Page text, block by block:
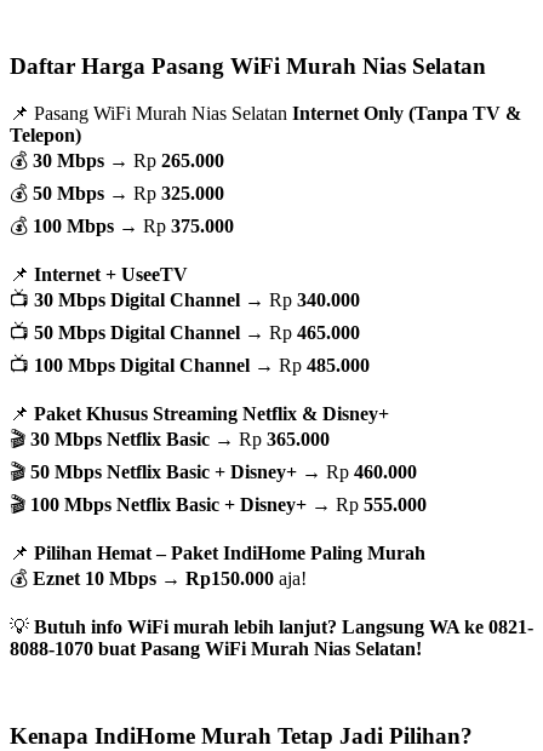
Daftar Harga Pasang WiFi Murah Nias Selatan
📌 Pasang WiFi Murah Nias Selatan Internet Only (Tanpa TV &
Telepon)
💰 30 Mbps → Rp 265.000
💰 50 Mbps → Rp 325.000
💰 100 Mbps → Rp 375.000
📌 Internet + UseeTV
📺 30 Mbps Digital Channel → Rp 340.000
📺 50 Mbps Digital Channel → Rp 465.000
📺 100 Mbps Digital Channel → Rp 485.000
📌 Paket Khusus Streaming Netflix & Disney+
🎬 30 Mbps Netflix Basic → Rp 365.000
🎬 50 Mbps Netflix Basic + Disney+ → Rp 460.000
🎬 100 Mbps Netflix Basic + Disney+ → Rp 555.000
📌 Pilihan Hemat – Paket IndiHome Paling Murah
💰 Eznet 10 Mbps → Rp150.000 aja!
💡 Butuh info WiFi murah lebih lanjut? Langsung WA ke 0821-
8088-1070 buat Pasang WiFi Murah Nias Selatan!
Kenapa IndiHome Murah Tetap Jadi Pilihan?